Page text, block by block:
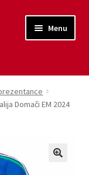
Menu
Domači EM 2024